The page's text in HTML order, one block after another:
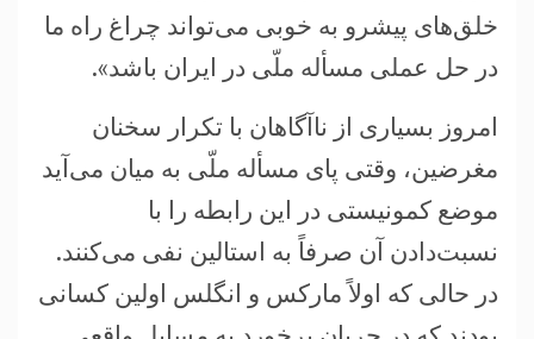
خلق‌های پیشرو به خوبی می‌تواند چراغ راه ما
در حل عملی مسأله ملّی در ایران باشد».
امروز بسیاری از ناآگاهان با تکرار سخنان
مغرضین، وقتی پای مسأله ملّی به میان می‌آید
موضع کمونیستی در این رابطه را با
نسبت‌دادن آن صرفاً به استالین نفی می‌کنند.
در حالی که اولاً مارکس و انگلس اولین کسانی